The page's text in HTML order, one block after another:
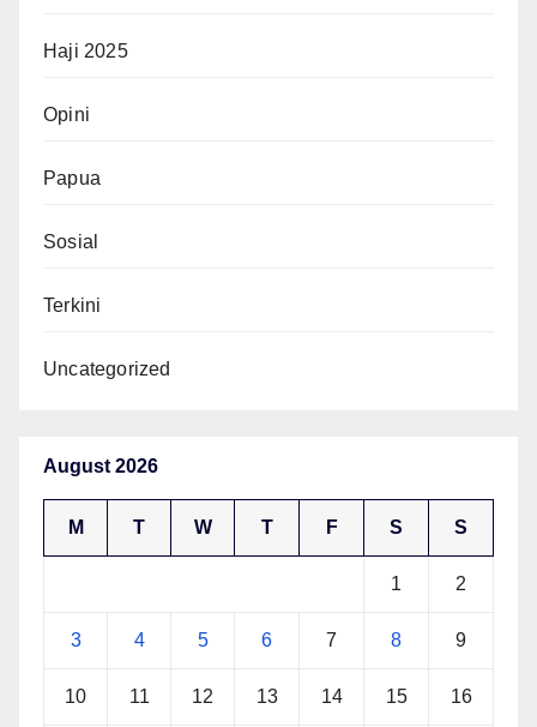
Haji 2025
Opini
Papua
Sosial
Terkini
Uncategorized
August 2026
M T W T F S S
1 2
3 4 5 6 7 8 9
10 11 12 13 14 15 16